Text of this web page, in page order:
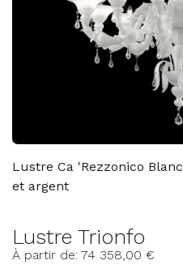
Lustre Ca 'Rezzonico Blanc
et argent
Lustre Trionfo
À partir de: 74 358,00 €